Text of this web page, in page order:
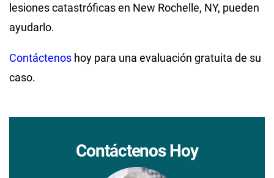
lesiones catastróficas en New Rochelle, NY, pueden
ayudarlo.
Contáctenos hoy para una evaluación gratuita de su
caso.
Contáctenos Hoy